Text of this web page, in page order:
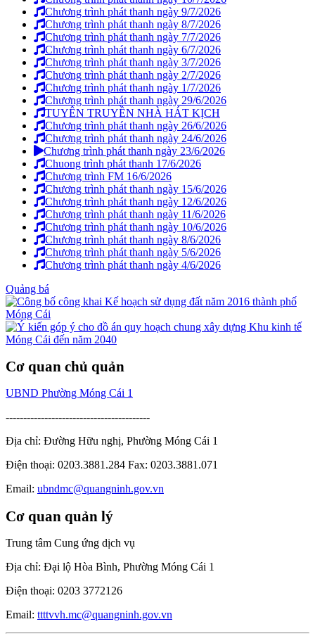
Chương trình phát thanh ngày 9/7/2026
Chương trình phát thanh ngày 8/7/2026
Chương trình phát thanh ngày 7/7/2026
Chương trình phát thanh ngày 6/7/2026
Chương trình phát thanh ngày 3/7/2026
Chương trình phát thanh ngày 2/7/2026
Chương trình phát thanh ngày 1/7/2026
Chương trình phát thanh ngày 29/6/2026
TUYÊN TRUYỀN NHÀ HÁT KỊCH
Chương trình phát thanh ngày 26/6/2026
Chương trình phát thanh ngày 24/6/2026
Chương trình phát thanh ngày 23/6/2026
Chuong trình phát thanh 17/6/2026
Chương trình FM 16/6/2026
Chương trình phát thanh ngày 15/6/2026
Chương trình phát thanh ngày 12/6/2026
Chương trình phát thanh ngày 11/6/2026
Chương trình phát thanh ngày 10/6/2026
Chương trình phát thanh ngày 8/6/2026
Chương trình phát thanh ngày 5/6/2026
Chương trình phát thanh ngày 4/6/2026
Quảng bá
Cơ quan chủ quản
UBND Phường Móng Cái 1
-----------------------------------------
Địa chỉ: Đường Hữu nghị, Phường Móng Cái 1
Điện thoại: 0203.3881.284 Fax: 0203.3881.071
Email: ubndmc@quangninh.gov.vn
Cơ quan quản lý
Trung tâm Cung ứng dịch vụ
Địa chỉ: Đại lộ Hòa Bình, Phường Móng Cái 1
Điện thoại: 0203 3772126
Email: ttttvvh.mc@quangninh.gov.vn